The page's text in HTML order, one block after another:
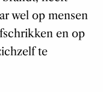
wel op mensen
en op
te